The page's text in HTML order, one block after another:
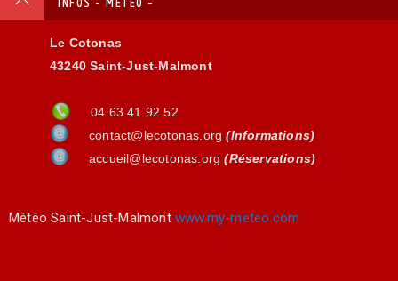
Le Cotonas
43240 Saint-Just-Malmont
04 63 41 92 52
contact@lecotonas.org(Informations)
accueil@lecotonas.org(Réservations)
Météo Saint-Just-Malmont www.my-meteo.com